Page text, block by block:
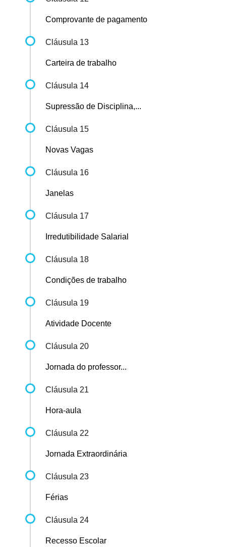
Comprovante de pagamento
Cláusula 13
Carteira de trabalho
Cláusula 14
Supressão de Disciplina,...
Cláusula 15
Novas Vagas
Cláusula 16
Janelas
Cláusula 17
Irredutibilidade Salarial
Cláusula 18
Condições de trabalho
Cláusula 19
Atividade Docente
Cláusula 20
Jornada do professor...
Cláusula 21
Hora-aula
Cláusula 22
Jornada Extraordinária
Cláusula 23
Férias
Cláusula 24
Recesso Escolar